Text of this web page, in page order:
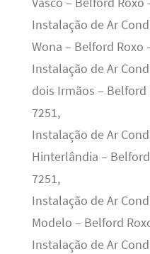
Instalação de Ar
Wona – Belford Roxo
Instalação de Ar
dois Irmãos – Belford
7251,
Instalação de Ar
Hinterlândia – Belford
7251,
Instalação de Ar
Modelo – Belford
Instalação de Ar